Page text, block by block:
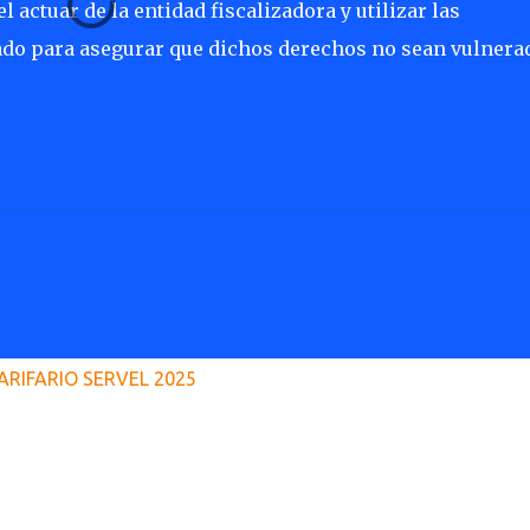
actuar de la entidad fiscalizadora y utilizar las
para asegurar que dichos derechos no sean
SERVEL 2025